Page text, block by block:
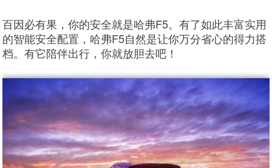
百因必有果，你的安全就是哈弗F5。有了如此丰富实用
的智能安全配置，哈弗F5自然是让你万分省心的得力搭
档。有它陪伴出行，你就放胆去吧！